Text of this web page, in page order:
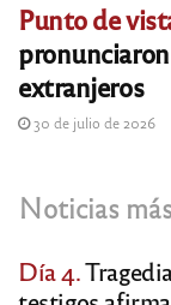
Punto de
extranjeros
30 de julio de 2026
Noticias
Día 4.